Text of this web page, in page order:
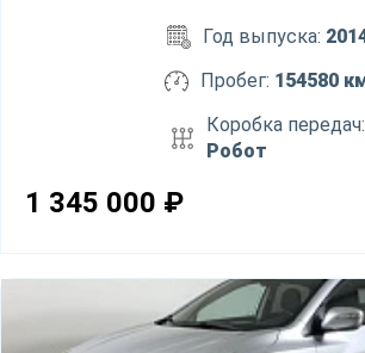
Год выпуска:
Пробег: 154580
Коробка передач:
Робот
1 345 000 ₽